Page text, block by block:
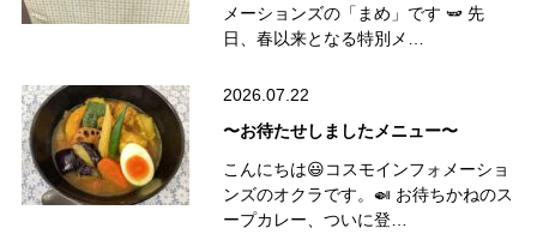
メーションズの「まめ」です 🫛 先
日、春以来となる特別メ…
2026.07.22
〜お待たせしましたメニュー〜
こんにちは😃コスモインフォメーショ
ンズのオクラです。🍛 お待ちかねのス
ープカレー、ついに登…